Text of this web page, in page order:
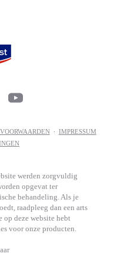
IMPRESSUM
werden zorgvuldig
opgevat ter
behandeling. Als je
raadpleeg dan een arts
op deze website hebt
voor onze producten.